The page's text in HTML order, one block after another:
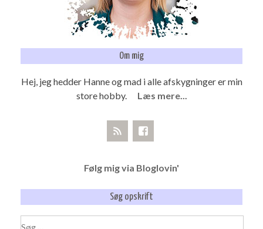
Om mig
Hej, jeg hedder Hanne og mad i alle afskygninger er min
store hobby. Læs mere...
Følg mig via Bloglovin'
Søg opskrift